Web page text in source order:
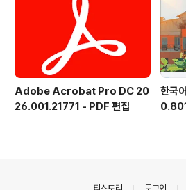
Adobe Acrobat Pro DC 20
26.001.21771 - PDF 편집
한국